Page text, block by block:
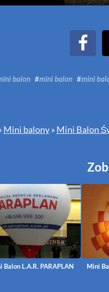
balon #mini balon #mini
Mini balony » Mini Balon
Balon L.A.R. PARAPLAN Mini